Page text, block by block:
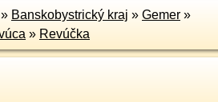
» Banskobystrický kraj » Gemer »
» Revúčka